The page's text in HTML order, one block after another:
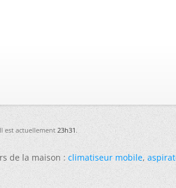
est actuellement23h31.
de la maison :climatiseur mobile,